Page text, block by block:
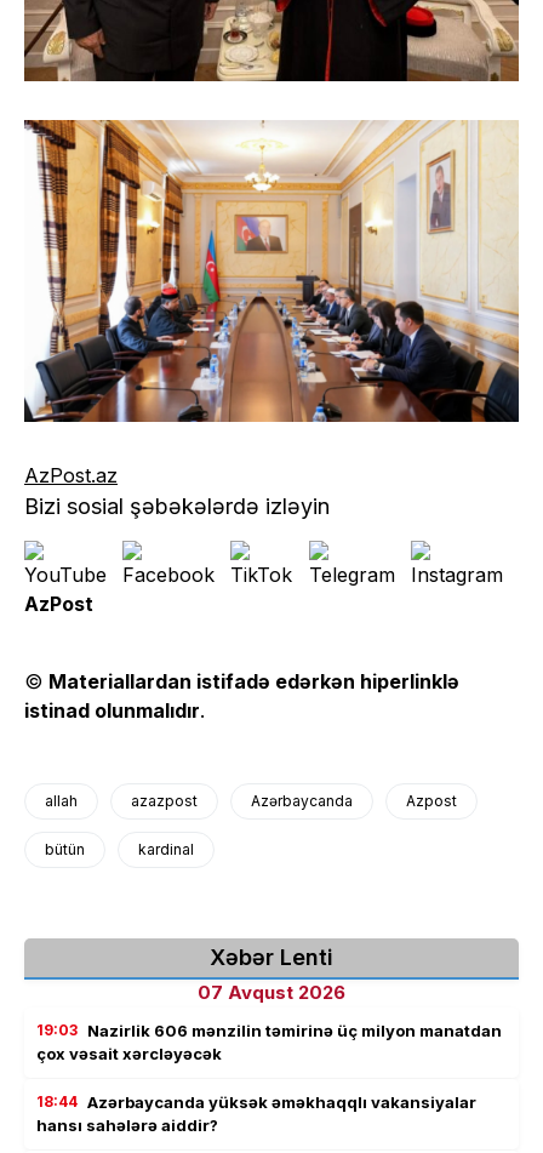
AzPost.az
Bizi sosial şəbəkələrdə izləyin
AzPost
© Materiallardan istifadə edərkən hiperlinklə
istinad olunmalıdır.
allah azazpost Azərbaycanda Azpost
bütün kardinal
Xəbər Lenti
07 Avqust 2026
19:03 Nazirlik 606 mənzilin təmirinə üç milyon manatdan
çox vəsait xərcləyəcək
18:44 Azərbaycanda yüksək əməkhaqqlı vakansiyalar
hansı sahələrə aiddir?